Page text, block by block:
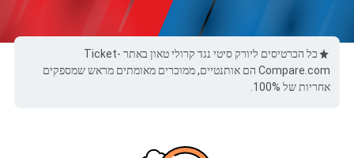
כל הכרטיסים ליורק סיטי נגד קרולי טאון באתר Ticket-
Compare.com הם אותנטיים, ממוכרים מאומתים מראש שמספקים
אחריות של 100%.